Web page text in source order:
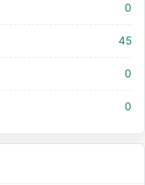
0
45
0
0